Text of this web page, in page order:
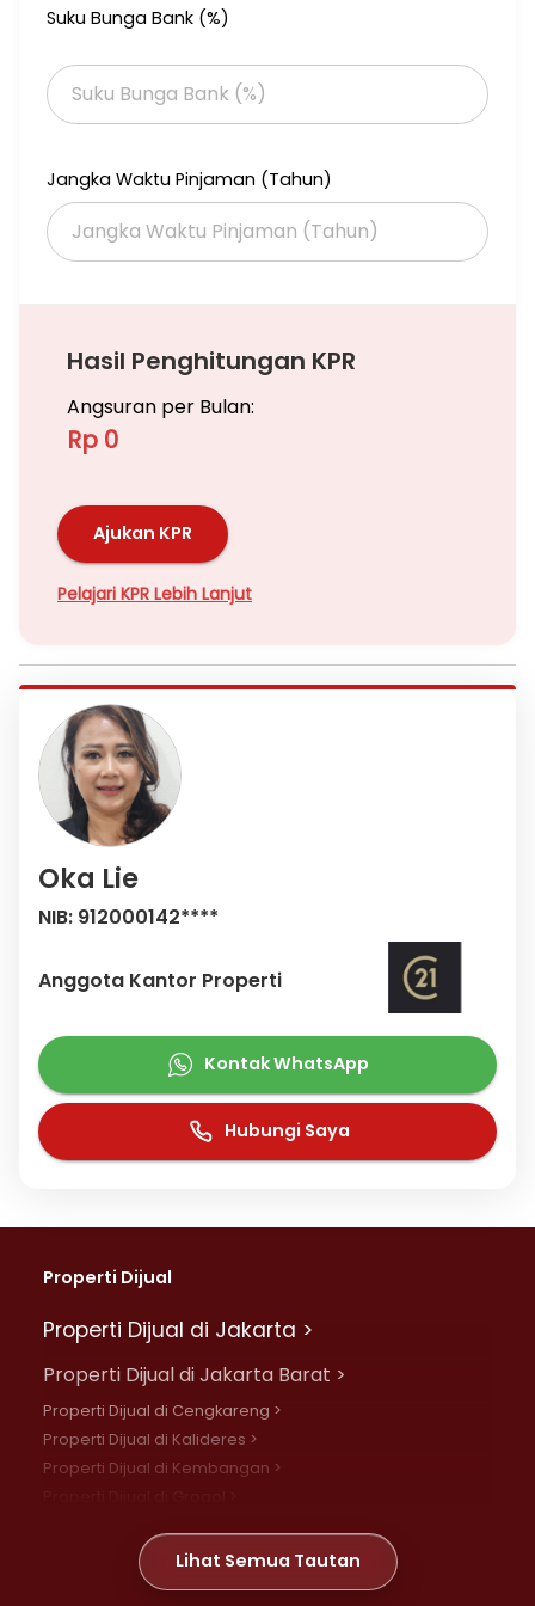
Suku Bunga Bank (%)
Jangka Waktu Pinjaman (Tahun)
Hasil Penghitungan KPR
Angsuran per Bulan:
Rp 0
Ajukan KPR
Pelajari KPR Lebih Lanjut
Oka Lie
NIB: 912000142****
Anggota Kantor Properti
Kontak WhatsApp
Hubungi Saya
Properti Dijual
Properti Dijual di Jakarta >
Properti Dijual di Jakarta Barat >
Properti Dijual di Cengkareng >
Properti Dijual di Kalideres >
Properti Dijual di Kembangan >
Properti Dijual di Meruya >
Properti Dijual di Jelambar >
Lihat Semua Tautan